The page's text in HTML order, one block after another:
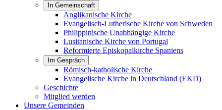
In Gemeinschaft
Anglikanische Kirche
Evangelisch-Lutherische Kirche von Schweden
Philippinische Unabhängige Kirche
Lusitanische Kirche von Portugal
Reformierte Episkopalkirche Spaniens
Im Gespräch
Römisch-katholische Kirche
Evangelische Kirche in Deutschland (EKD)
Geschichte
Mitglied werden
Unsere Gemeinden